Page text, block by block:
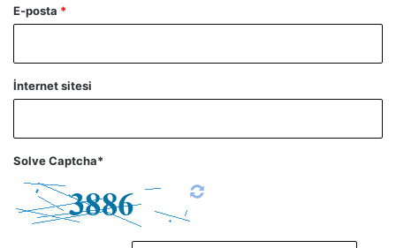
E-posta *
İnternet sitesi
Solve Captcha*